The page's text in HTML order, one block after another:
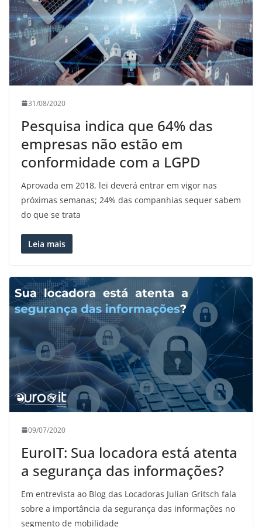
31/08/2020
Pesquisa indica que 64% das
empresas não estão em
conformidade com a LGPD
Aprovada em 2018, lei deverá entrar em vigor nas
próximas semanas; 24% das companhias sequer sabem
do que se trata
Leia mais
09/07/2020
EuroIT: Sua locadora está atenta
a segurança das informações?
Em entrevista ao Blog das Locadoras Julian Gritsch fala
sobre a importância da segurança das informações no
segmento de mobilidade